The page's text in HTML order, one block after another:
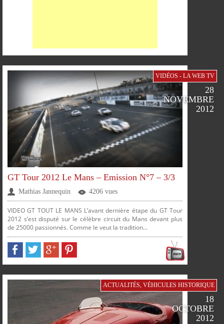
SUR SUR SUR SUR
PARTAGERPARTAGERPARTAGERPARTAGER
VIDÉOS - LA WEB TV
28
NOVEMBRE
2012
GT Tour 2012 Le Mans – Emission N°7 – 3/3
Mathias Jannequin 4206 vues
VIDEO GT TOUT LE MANS L’avant dernière étape du GT Tour
2012 s’est disputé sur le célèbre circuit du Mans devant plus
de 25000 passionnés. Comme le veut la tradition...
ACTUALITÉS, VÉHICULES HISTORIQUE
18
OCTOBRE
2012